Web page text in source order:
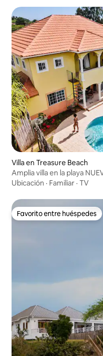
Villa en Treasure Beach
Amplia villa en la playa
con baño privado
Ubicación · Familiar · TV
Favorito entre huéspedes
Favorito entre huéspedes